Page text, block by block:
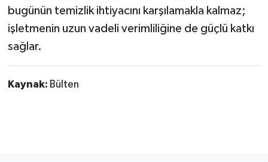
bugünün temizlik ihtiyacını karşılamakla kalmaz;
işletmenin uzun vadeli verimliliğine de güçlü katkı
sağlar.
Kaynak: Bülten